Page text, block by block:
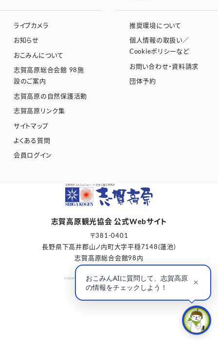
ライブカメラ
お知らせ
おこみんについて
志賀高原総合会館 98施
設のご案内
志賀高原の自然保護活動
志賀高原リンク集
サイトマップ
よくある質問
会員ログイン
推奨環境について
個人情報の取扱い／
Cookieポリシーなど
お問い合わせ・資料請求
団体予約
志賀高原観光協会 公式Webサイト
〒381-0401
長野県下高井郡山ノ内町大字平穏7148(蓮池)
志賀高原総合会館98内
copyright © Shigakogen Tourism Association.